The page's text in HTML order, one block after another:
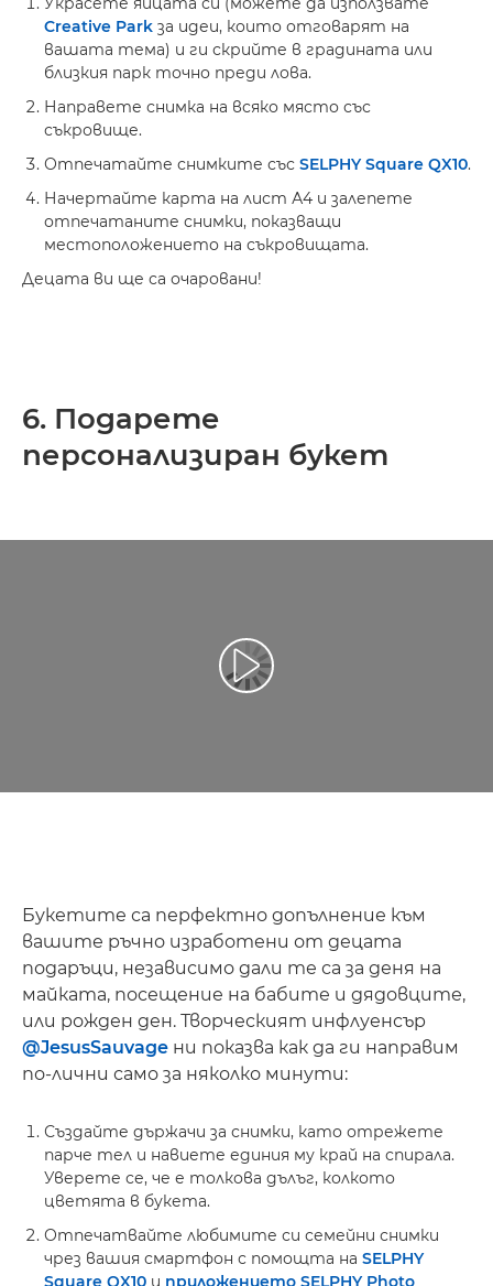
Creative Park за идеи, които отговарят на
вашата тема) и ги скрийте в градината или
близкия парк точно преди лова.
Направете снимка на всяко място със
съкровище.
Отпечатайте снимките със SELPHY Square QX10.
Начертайте карта на лист А4 и залепете
отпечатаните снимки, показващи
местоположението на съкровищата.
Децата ви ще са очаровани!
6. Подарете
персонализиран букет
Възпроизведете видео
Букетите са перфектно допълнение към
вашите ръчно изработени от децата
подаръци, независимо дали те са за деня на
майката, посещение на бабите и дядовците,
или рожден ден. Творческият инфлуенсър
@JesusSauvage ни показва как да ги направим
по-лични само за няколко минути:
Създайте държачи за снимки, като отрежете
парче тел и навиете единия му край на спирала.
Уверете се, че е толкова дълъг, колкото
цветята в букета.
Отпечатвайте любимите си семейни снимки
чрез вашия смартфон с помощта на SELPHY
Square QX10 и приложението SELPHY Photo